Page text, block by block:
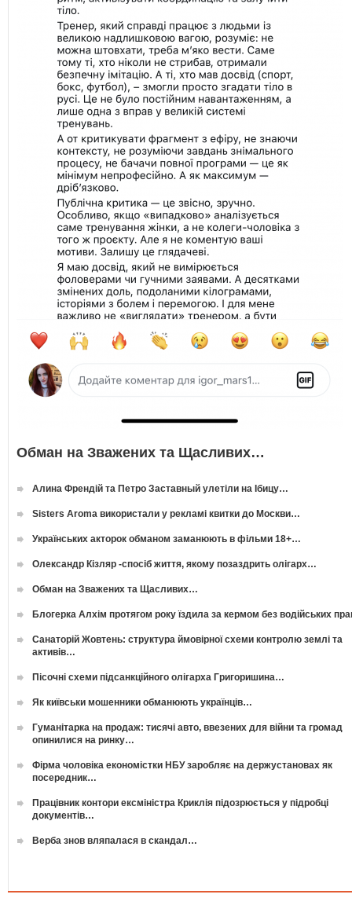
Обман на Зважених та Щасливих…
Алина Френдій та Петро Заставный улетіли на Ібицу…
Sisters Aroma використали у рекламі квитки до Москви…
Українських акторок обманом заманюють в фільми 18+…
Олександр Кізляр -спосіб життя, якому позаздрить олігарх…
Обман на Зважених та Щасливих…
Блогерка Алхім протягом року їздила за кермом без водійських
Санаторій Жовтень: структура ймовірної схеми контролю землі та
активів…
Пісочні схеми підсанкційного олігарха Григоришина…
Як київськи мошенники обманюють українців…
Гуманітарка на продаж: тисячі авто, ввезених для війни та громад
опинилися на ринку…
Фірма чоловіка економістки НБУ заробляє на держустановах як
посередник…
Працівник контори ексміністра Криклія підозрюється у підробці
документів…
Верба знов вляпалася в скандал…